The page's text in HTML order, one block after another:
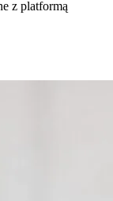
z platformą